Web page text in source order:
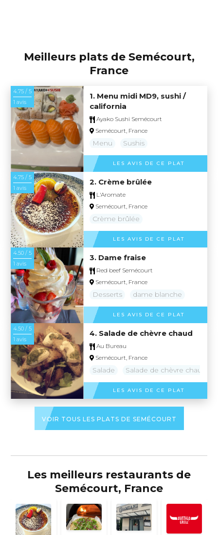
Meilleurs plats de Semécourt,
France
4.75 / 5
1 avis
1. Menu midi MD9, sushi /
california
Ayako Sushi Semécourt
Semécourt, France
Menu Sushis
LES AVIS DE CE PLAT
4.75 / 5
1 avis
2. Crème brûlée
L'Aromate
Semécourt, France
Crème brûlée
LES AVIS DE CE PLAT
4.50 / 5
1 avis
3. Dame fraise
Red beef Semécourt
Semécourt, France
Desserts dame blanche
LES AVIS DE CE PLAT
4.50 / 5
1 avis
4. Salade de chèvre chaud
Au Bureau
Semécourt, France
Salade Salade de chèvre chaud
LES AVIS DE CE PLAT
VOIR TOUS LES PLATS DE SEMÉCOURT
Les meilleurs restaurants de
Semécourt, France